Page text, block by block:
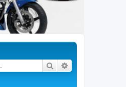
Rechercher